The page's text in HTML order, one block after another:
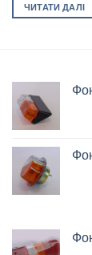
ЧИТАТИ ДАЛІ